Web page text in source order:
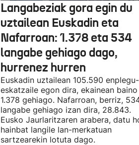
Langabeziak gora egin du
uztailean Euskadin eta
Nafarroan: 1.378 eta 534
langabe gehiago dago,
hurrenez hurren
Euskadin uztailean 105.590 enplegu-
eskatzaile egon dira, ekainean baino
1.378 gehiago. Nafarroan, berriz,
langabe gehiago izan dira, 28.843.
Eusko Jaurlaritzaren arabera, datu
hainbat langile lan-merkatuan
sartzearekin lotuta dago.